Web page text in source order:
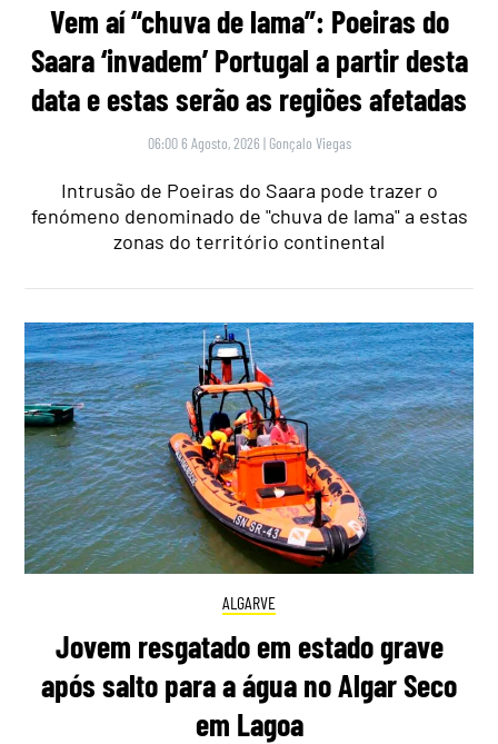
Vem aí “chuva de lama”: Poeiras do
Saara ‘invadem’ Portugal a partir desta
data e estas serão as regiões afetadas
06:00 6 Agosto, 2026 | Gonçalo Viegas
Intrusão de Poeiras do Saara pode trazer o
fenómeno denominado de "chuva de lama" a estas
zonas do território continental
ALGARVE
Jovem resgatado em estado grave
após salto para a água no Algar Seco
em Lagoa